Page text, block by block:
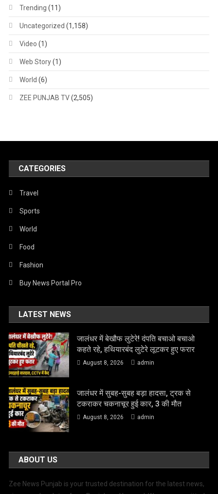
Trending (11)
Uncategorized (1,158)
Video (1)
Web Story(1)
World (6)
ZEE PUNJAB TV(2,505)
CATEGORIES
Travel
Sports
World
Food
Fashion
Buy News Portal Pro
LATEST NEWS
जालंधर में बेखौफ लुटेरे! दंपति बचाओ बचाओ
कहते रहे, हथियारबंद लुटेरे लूटकर हुए फरार
August 8, 2026 admin
जालंधर में सुबह-सुबह बड़ा हादसा, ट्रक से
टकराकर चकनाचूर हुई कार, 3 की मौत
August 8, 2026 admin
ABOUT US
Zee News Punjab is your trusted destination for the latest news,